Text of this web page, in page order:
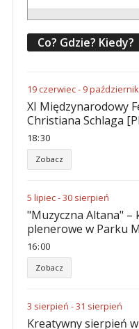
Co? Gdzie? Kiedy?
19czerwiec- 9październik
XI Międzynarodowy
Christiana Schlaga
18:30
Zobacz
5 lipiec-30 sierpień
"Muzyczna Altana" –
plenerowe w Parku
16:00
Zobacz
3 sierpień -31 sierpień
Kreatywny sierpień